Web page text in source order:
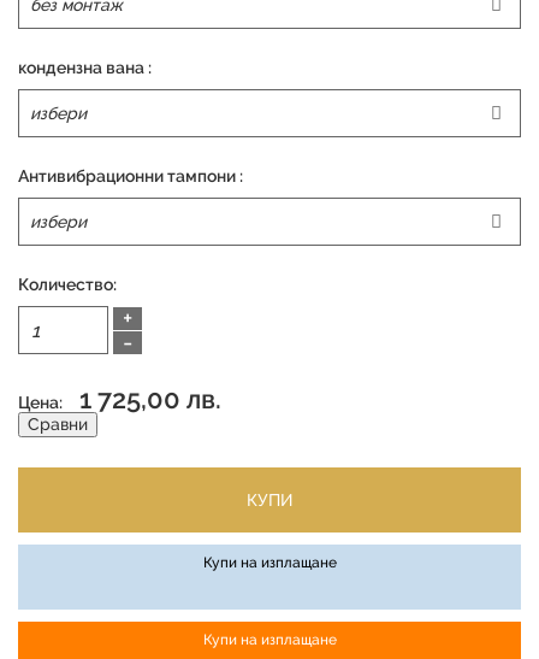
кондензна вана :
Антивибрационни тампони :
Количество:
+
-
Цена: 1 725,00 лв.
Сравни
КУПИ
Купи на изплащане
Купи на изплащане